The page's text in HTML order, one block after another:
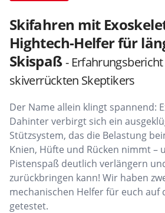
Skifahren mit
Hightech-Helfer für
Skispaß-
skiverrückten Skeptikers
Der Name allein klingt spannend:
Dahinter verbirgt sich ein
Stützsystem, das die Belastung
Knien, Hüfte und Rücken nimmt –
Pistenspaß deutlich verlängern
zurückbringen kann! Wir haben
mechanischen Helfer für euch auf
getestet.